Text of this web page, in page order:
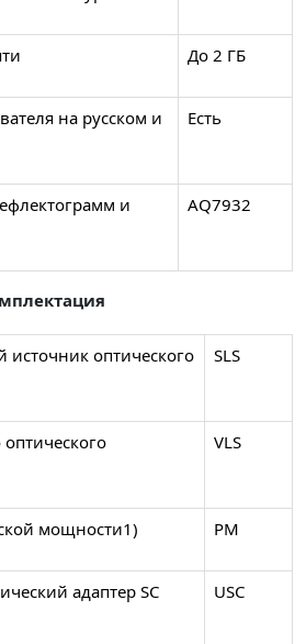
До 2 ГБ
на русском и
Есть
и
AQ7932
оптического
SLS
VLS
мощности1) PM
адаптер SC
USC